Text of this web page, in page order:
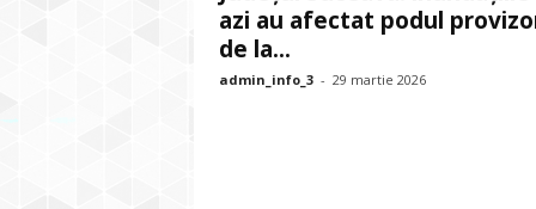
azi au afectat podul
de la...
admin_info_3 - 29 martie 2026